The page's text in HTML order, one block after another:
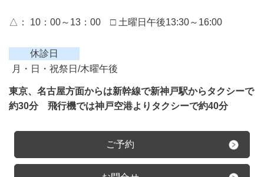
△： 10：00～13：00 □ 土曜日午後13:30～16:00
休診日
月・日・祝祭日/木曜午後
東京、名古屋方面からは新幹線で新神戸駅からタクシーで
約30分 飛行機では神戸空港よりタクシーで約40分
ご予約